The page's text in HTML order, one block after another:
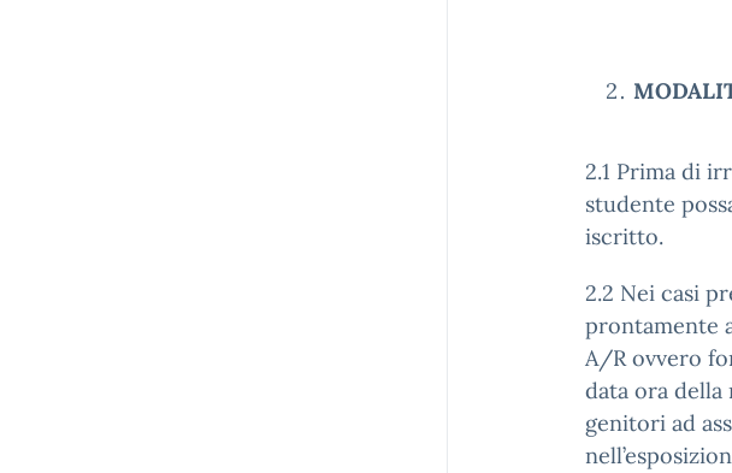
2.1 Prima di
studente
iscritto.
2.2 Nei casi
prontamente
A/R ovvero
data ora della
genitori ad